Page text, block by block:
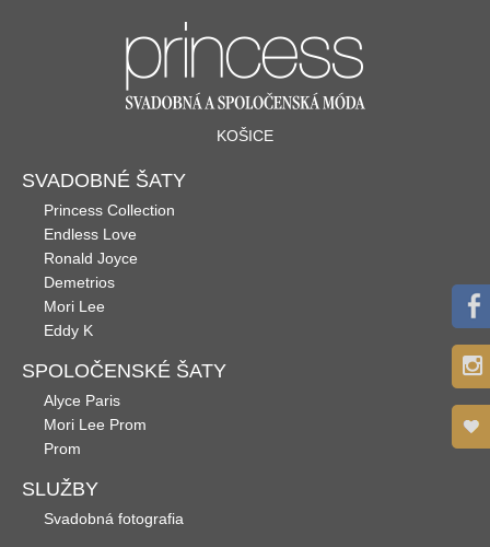
KOŠICE
SVADOBNÉ ŠATY
Princess Collection
Endless Love
Ronald Joyce
Demetrios
Mori Lee
Eddy K
SPOLOČENSKÉ ŠATY
Alyce Paris
Mori Lee Prom
Prom
SLUŽBY
Svadobná fotografia